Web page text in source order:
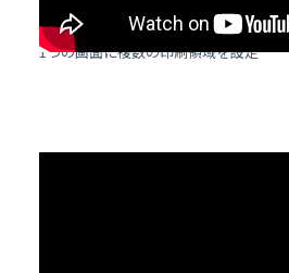
1つの画面に複数の印刷領域を設定